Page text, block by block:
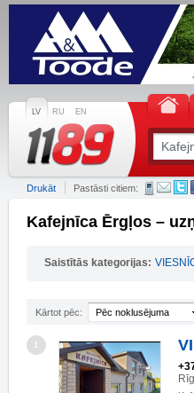
LV RU EN
Drukāt Pastāsti citiem:
Kafejnīca Ērgļos –
Saistītās kategorijas:
Kārtot pēc: Pēc noklusējuma
1